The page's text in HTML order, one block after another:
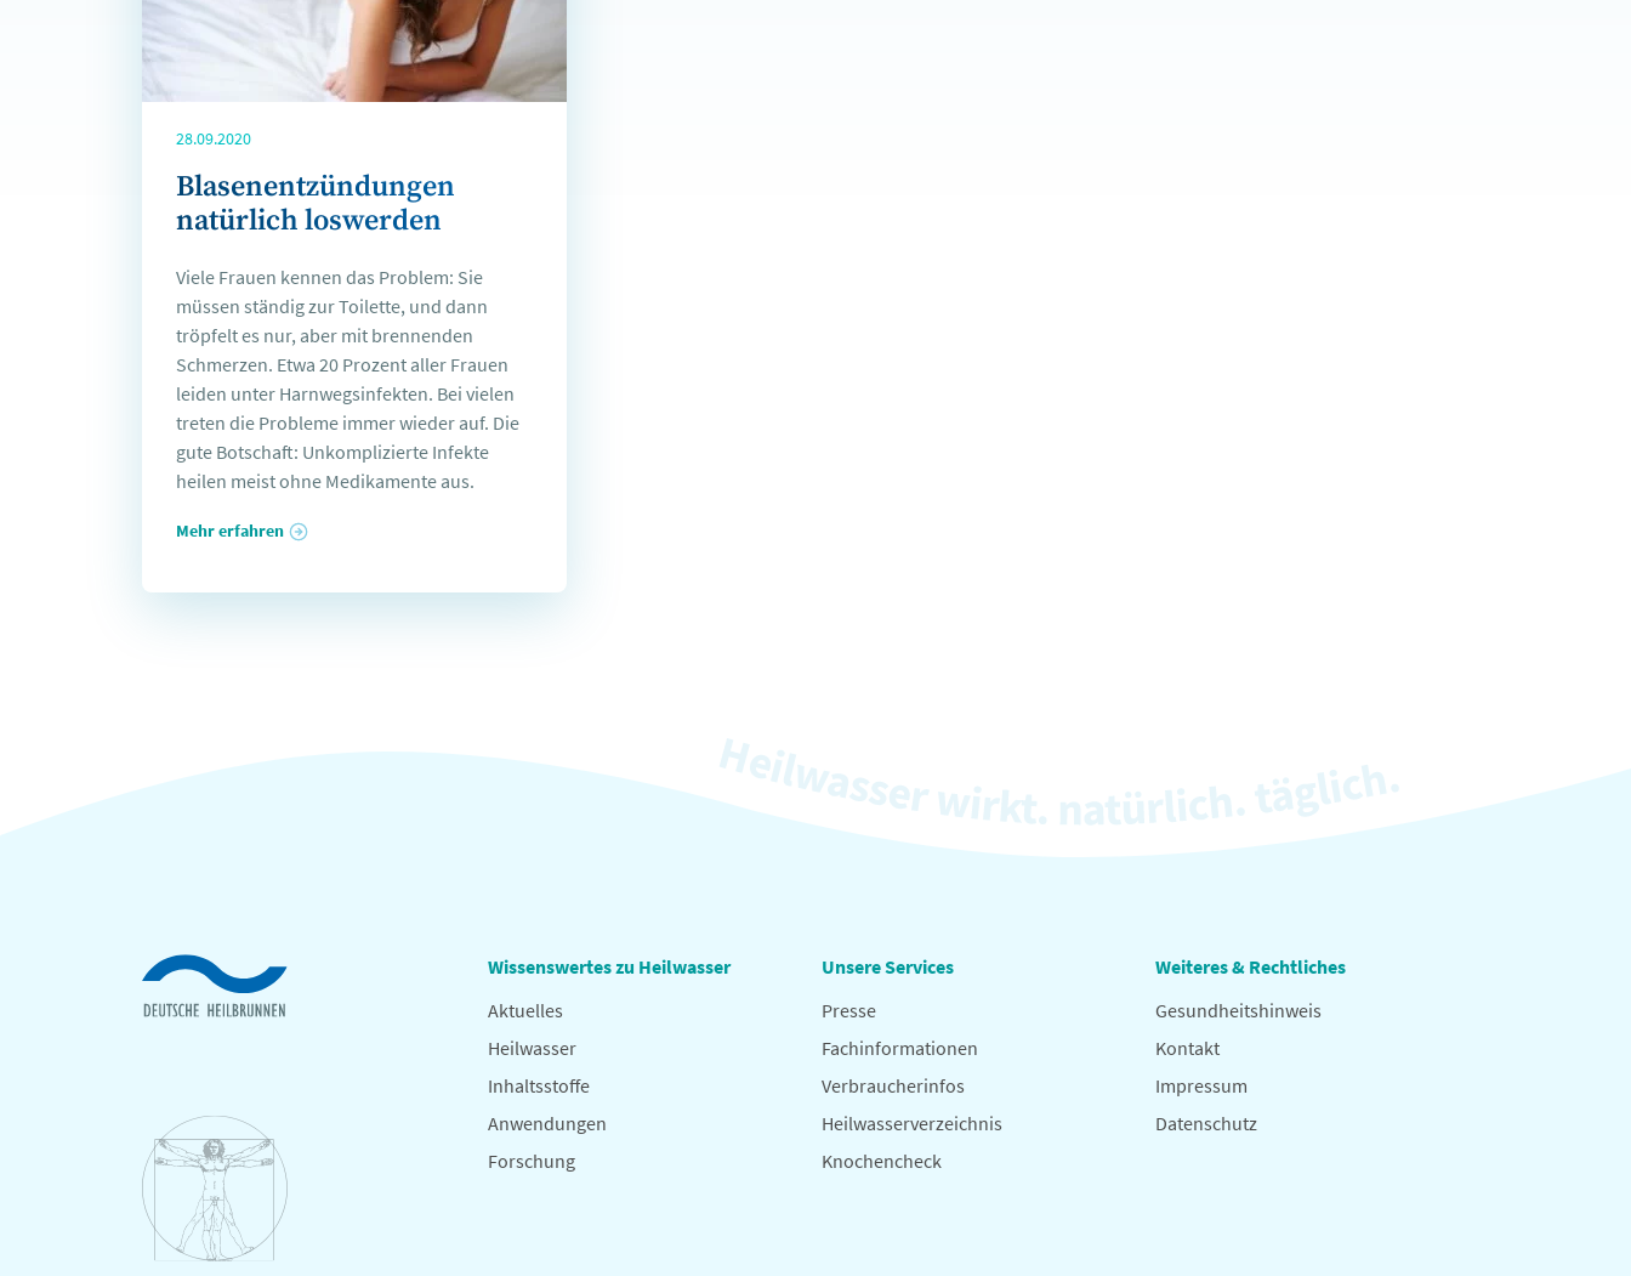
28.09.2020
Blasenentzündungen
natürlich loswerden
Viele Frauen kennen das Problem: Sie
müssen ständig zur Toilette, und dann
tröpfelt es nur, aber mit brennenden
Schmerzen. Etwa 20 Prozent aller Frauen
leiden unter Harnwegsinfekten. Bei vielen
treten die Probleme immer wieder auf. Die
gute Botschaft: Unkomplizierte Infekte
heilen meist ohne Medikamente aus.
Mehr erfahren
Wissenswertes zu Heilwasser
Aktuelles
Heilwasser
Inhaltsstoffe
Anwendungen
Forschung
Unsere Services
Presse
Fachinformationen
Verbraucherinfos
Heilwasserverzeichnis
Knochencheck
Weiteres & Rechtliches
Gesundheitshinweis
Kontakt
Impressum
Datenschutz